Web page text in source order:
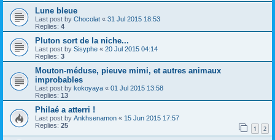
Lune bleue
Last post by Chocolat « 31 Jul 2015 18:53
Replies: 4
Pluton sort de la niche...
Last post by Sisyphe « 20 Jul 2015 04:14
Replies: 3
Mouton-méduse, pieuve mimi, et autres animaux
improbables
Last post by kokoyaya « 01 Jul 2015 13:58
Replies: 13
Philaé a atterri !
Last post by Ankhsenamon « 15 Jun 2015 17:57
Replies: 25 1 2